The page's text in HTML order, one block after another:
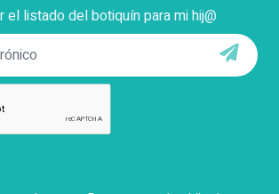
el listado del botiquín para mi hij@
Enviar
tu problema con el pago, facturación o